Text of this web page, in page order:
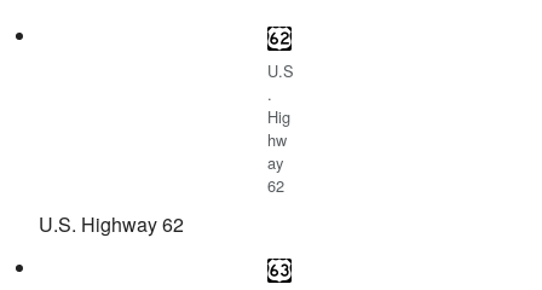
U.S
.
Hig
hw
ay
62
U.S. Highway 62